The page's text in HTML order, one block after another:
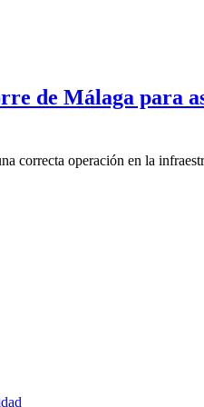
de Málaga para
correcta operación en la